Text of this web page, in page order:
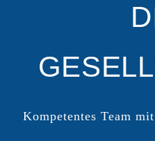
Kompetentes Team